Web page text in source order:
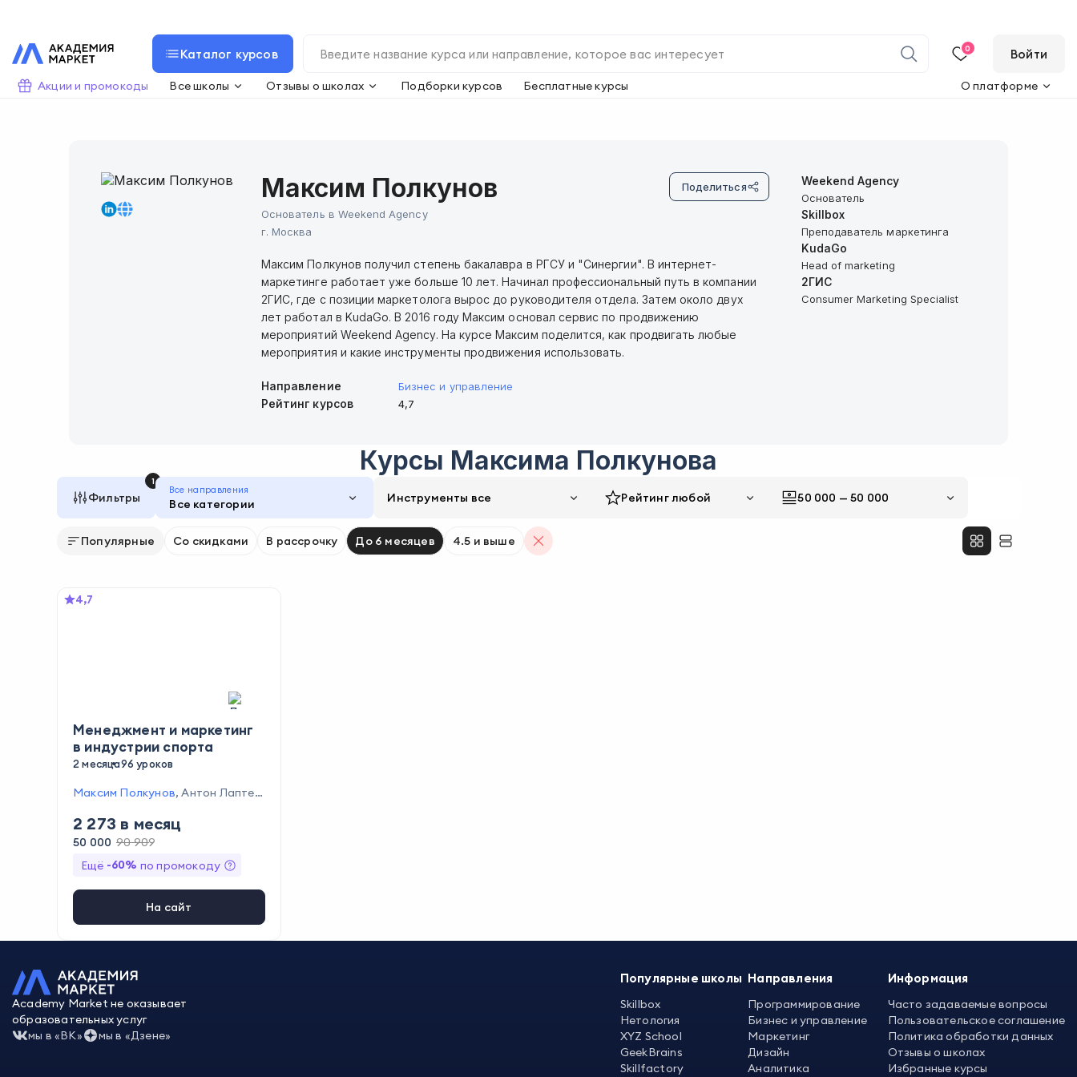
Каталог курсов 0 Войти
Акции и промокоды Все школы Отзывы о школах Подборки курсов Бесплатные курсы О платформе
Максим Полкунов Поделиться
Основатель в Weekend Agency
г. Москва
Максим Полкунов получил степень бакалавра в РГСУ и "Синергии". В интернет-
маркетинге работает уже больше 10 лет. Начинал профессиональный путь в компании
2ГИС, где с позиции маркетолога вырос до руководителя отдела. Затем около двух
лет работал в KudaGo. В 2016 году Максим основал сервис по продвижению
мероприятий Weekend Agency. На курсе Максим поделится, как продвигать любые
мероприятия и какие инструменты продвижения использовать.
Направление Бизнес и управление
Рейтинг курсов 4,7
Weekend Agency
Основатель
Skillbox
Преподаватель маркетинга
KudaGo
Head of marketing
2ГИС
Consumer Marketing Specialist
Курсы Максима Полкунова
Фильтры
1
Все направления
Все категории Инструменты все Рейтинглюбой 50 000 — 50 000
Популярные Со скидками В рассрочку До 6 месяцев 4.5 и выше
4,7
Менеджмент и маркетинг
в индустрии спорта
2 месяца96 уроков
Максим Полкунов,Антон Лаптев,
в, Александра Савраева
а Амирян,Ярослав Савин
Никол
ай Петросян,Аркадий Дворкови
ч,Кирилл Зангалис,Сергей Куще
Роберт Абрамян
юков
2 273 в месяц
50 000 90 909
Ещё -60% по промокоду
На сайт
Academy Market не оказывает
образовательных услуг
мы в «ВК»
мы в «Дзене»
Популярные школы
Skillbox
Нетология
XYZ School
GeekBrains
Skillfactory
Направления
Программирование
Бизнес и управление
Маркетинг
Дизайн
Аналитика
Информация
Часто задаваемые вопросы
Пользовательское соглашение
Политика обработки данных
Отзывы о школах
Избранные курсы